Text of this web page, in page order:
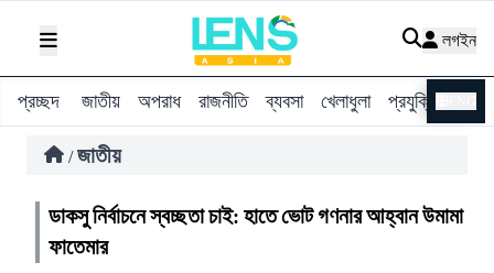
লগইন
প্রচ্ছদ জাতীয় অপরাধ রাজনীতি ব্যবসা খেলাধুলা প্রযুক্তি
/ জাতীয়
ডাকসু নির্বাচনে স্বচ্ছতা চাই: হাতে ভোট গণনার আহ্বান উমামা
ফাতেমার